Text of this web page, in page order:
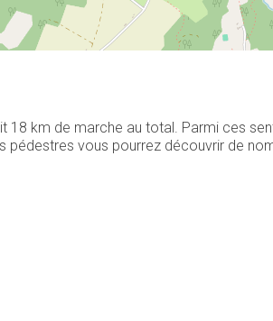
18 km de marche au total. Parmi ces
vous pourrez découvrir de